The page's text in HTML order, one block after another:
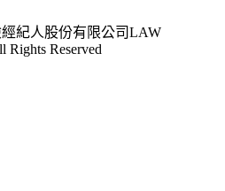
紀人股份有限公司LAW
Rights Reserved